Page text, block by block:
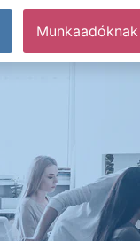
Munkaadóknak